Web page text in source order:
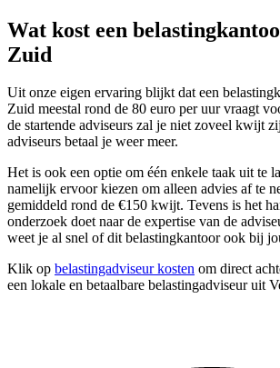
Wat kost een
Zuid
Uit onze eigen ervaring blijkt dat een
Zuid meestal rond de 80 euro per uur vraagt
de startende adviseurs zal je niet zoveel kwijt
adviseurs betaal je weer meer.
Het is ook een optie om één enkele taak uit te
namelijk ervoor kiezen om alleen advies af te
gemiddeld rond de €150 kwijt. Tevens is het
onderzoek doet naar de expertise van de
weet je al snel of dit belastingkantoor ook bij
Klik op belastingadviseur kosten om direct
een lokale en betaalbare belastingadviseur uit